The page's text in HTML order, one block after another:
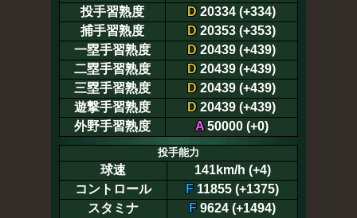
投手習熟度
D 20334 (+334)
捕手習熟度
D 20353 (+353)
一塁手習熟度
D 20439 (+439)
二塁手習熟度
D 20439 (+439)
三塁手習熟度
D 20439 (+439)
遊撃手習熟度
D 20439 (+439)
外野手習熟度
A50000 (+0)
投手能力
球速
141km/h (+4)
コントロール
F 11855 (+1375)
スタミナ
F 9624 (+1494)